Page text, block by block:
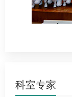
科室专家